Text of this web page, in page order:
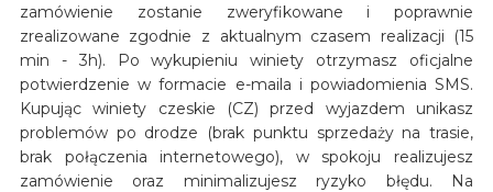
zamówienie zostanie zweryfikowane i poprawnie
zrealizowane zgodnie z aktualnym czasem realizacji (15
min - 3h). Po wykupieniu winiety otrzymasz oficjalne
potwierdzenie w formacie e-maila i powiadomienia SMS.
Kupując winiety czeskie (CZ) przed wyjazdem unikasz
problemów po drodze (brak punktu sprzedaży na trasie,
brak połączenia internetowego), w spokoju realizujesz
zamówienie oraz minimalizujesz ryzyko błędu. Na